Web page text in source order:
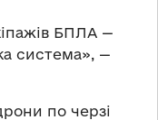
БПЛА —
система», —
по черзі